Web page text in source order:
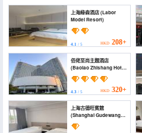
上海綠森酒店 (Labor
Model Resort)
4.1 / 5 HKD 208+
佰佬至尚主題酒店
(Baolao Zhishang Hotel
(Shanghai Jiading
International Circuit
Branch))
4.3 / 5 HKD 320+
上海古德旺賓館
(Shanghai Gudewang
Hotel)